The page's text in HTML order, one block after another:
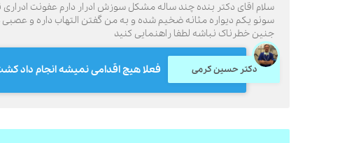
سلام اقای دکتر بنده چند ساله مشکل سوزش ادرار دارم عفونت
جنین خطرناک نباشه لطفا راهنمایی کنید
دکتر حسین کرمی فعلا هیچ اقدامی نمیشه انجام داد